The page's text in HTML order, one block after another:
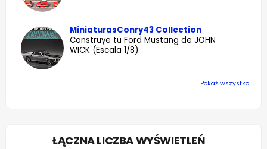
MiniaturasConry43 Collection
Construye tu Ford Mustang de JOHN
WICK (Escala 1/8).
Pokaż wszystko
ŁĄCZNA LICZBA WYŚWIETLEŃ